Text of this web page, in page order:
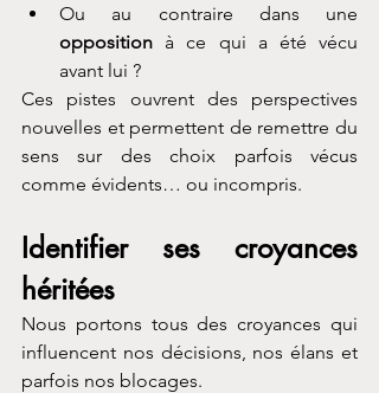
opposition à ce qui a été vécu
avant lui ?
Ces pistes ouvrent des perspectives
nouvelles et permettent de remettre du
sens sur des choix parfois vécus
comme évidents… ou incompris.
Identifier ses croyances
héritées
Nous portons tous des croyances qui
influencent nos décisions, nos élans et
parfois nos blocages.